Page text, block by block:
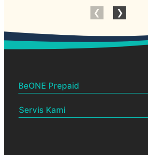
BeONE Prepaid
BeONE Official Centre
Servis Kami